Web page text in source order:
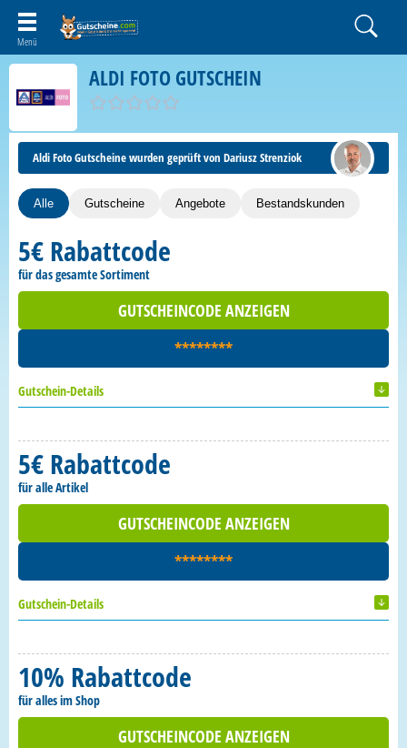
ALDI FOTO GUTSCHEIN
Aldi Foto Gutscheine wurden geprüft von Dariusz Strenziok
Alle Gutscheine Angebote Bestandskunden
5€ Rabattcode
für das gesamte Sortiment
GUTSCHEINCODE ANZEIGEN
********
Gutschein-Details
5€ Rabattcode
für alle Artikel
GUTSCHEINCODE ANZEIGEN
********
Gutschein-Details
10% Rabattcode
für alles im Shop
GUTSCHEINCODE ANZEIGEN